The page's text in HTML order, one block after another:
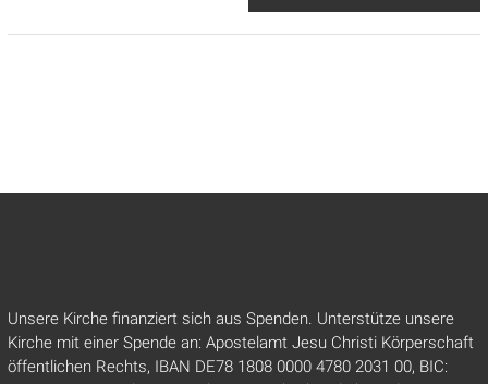
Unsere Kirche finanziert sich aus Spenden. Unterstütze unsere
Kirche mit einer Spende an: Apostelamt Jesu Christi Körperschaft
öffentlichen Rechts, IBAN DE78 1808 0000 4780 2031 00, BIC: